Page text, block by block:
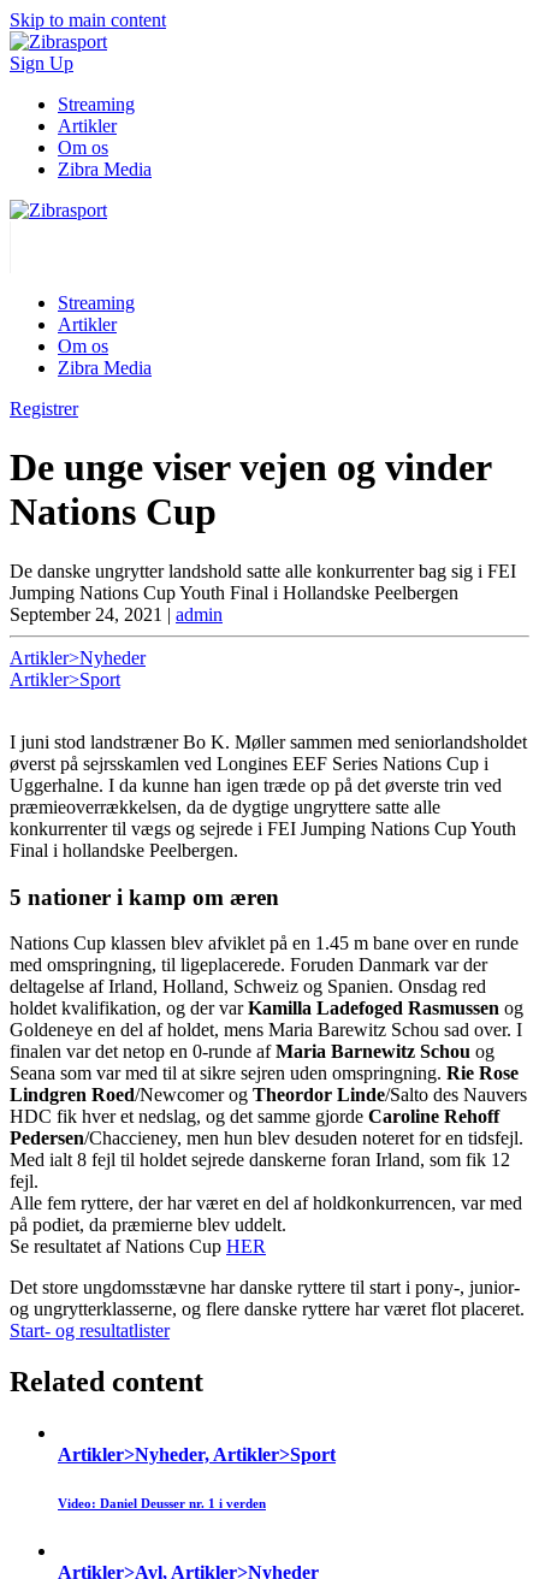
Skip to main content
Sign Up
Streaming
Artikler
Om os
Zibra Media
Streaming
Artikler
Om os
Zibra Media
Registrer
De unge viser vejen og vinder
Nations Cup
De danske ungrytter landshold satte alle konkurrenter bag sig i FEI
Jumping Nations Cup Youth Final i Hollandske Peelbergen
September 24, 2021 | admin
Artikler>Nyheder
Artikler>Sport
I juni stod landstræner Bo K. Møller sammen med seniorlandsholdet
øverst på sejrsskamlen ved Longines EEF Series Nations Cup i
Uggerhalne. I da kunne han igen træde op på det øverste trin ved
præmieoverrækkelsen, da de dygtige ungryttere satte alle
konkurrenter til vægs og sejrede i FEI Jumping Nations Cup Youth
Final i hollandske Peelbergen.
5 nationer i kamp om æren
Nations Cup klassen blev afviklet på en 1.45 m bane over en runde
med omspringning, til ligeplacerede. Foruden Danmark var der
deltagelse af Irland, Holland, Schweiz og Spanien. Onsdag red
holdet kvalifikation, og der varKamilla Ladefoged Rasmussen og
Goldeneye en del af holdet, mens Maria Barewitz Schou sad over. I
finalen var det netop en 0-runde afMaria Barnewitz Schou og
Seana som var med til at sikre sejren uden omspringning. Rie Rose
Lindgren Roed/Newcomer og Theordor Linde/Salto des Nauvers
HDC fik hver et nedslag, og det samme gjorde Caroline Rehoff
Pedersen/Chaccieney, men hun blev desuden noteret for en tidsfejl.
Med ialt 8 fejl til holdet sejrede danskerne foran Irland, som fik 12
fejl.
Alle fem ryttere, der har været en del af holdkonkurrencen, var med
på podiet, da præmierne blev uddelt.
Se resultatet af Nations Cup HER
Det store ungdomsstævne har danske ryttere til start i pony-, junior-
og ungrytterklasserne, og flere danske ryttere har været flot placeret.
Start- og resultatlister
Related content
Artikler>Nyheder, Artikler>Sport
Video: Daniel Deusser nr. 1 i verden
Artikler>Avl, Artikler>Nyheder